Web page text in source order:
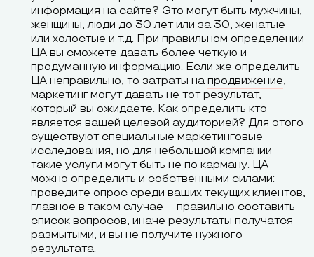
информация на сайте? Это могут быть мужчины,
женщины, люди до 30 лет или за 30, женатые
или холостые и т.д. При правильном определении
ЦА вы сможете давать более четкую и
продуманную информацию. Если же определить
ЦА неправильно, то затраты напродвижение,
маркетинг могут давать не тот результат,
который вы ожидаете. Как определить кто
является вашей целевой аудиторией? Для этого
существуют специальные маркетинговые
исследования, но для небольшой компании
такие услуги могут быть не по карману. ЦА
можно определить и собственными силами:
проведите опрос среди ваших текущих клиентов,
главное в таком случае – правильно составить
список вопросов, иначе результаты получатся
размытыми, и вы не получите нужного
результата.